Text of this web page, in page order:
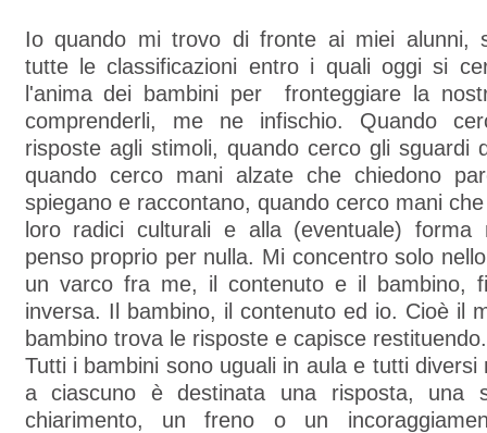
Io quando mi trovo di fronte ai miei alunni,
tutte le classificazioni entro i quali oggi si
l'anima dei bambini per fronteggiare la
comprenderli, me ne infischio. Quando
risposte agli stimoli, quando cerco gli sguardi
quando cerco mani alzate che chiedono
spiegano e raccontano, quando cerco mani
loro radici culturali e alla (eventuale) forma
penso proprio per nulla. Mi concentro solo
un varco fra me, il contenuto e il bambino,
inversa. Il bambino, il contenuto ed io. Cioè il
bambino trova le risposte e capisce restituendo.
Tutti i bambini sono uguali in aula e tutti diversi
a ciascuno è destinata una risposta, una
chiarimento, un freno o un